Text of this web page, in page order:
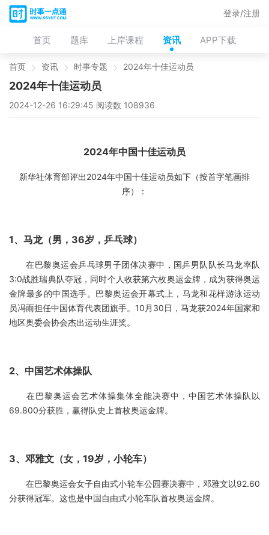
首页 题库 上岸课程 资讯 APP下载
登录/注册
首页 资讯 时事专题 2024年十佳运动员
2024年十佳运动员
2024-12-26 16:29:45 阅读数 108936
2024年中国十佳运动员
新华社体育部评出2024年中国十佳运动员如下（按首字笔画排
序）：
1、马龙（男，36岁，乒乓球）
在巴黎奥运会乒乓球男子团体决赛中，国乒男队队长马龙率队
3:0战胜瑞典队夺冠，同时个人收获第六枚奥运金牌，成为获得奥运
金牌最多的中国选手。巴黎奥运会开幕式上，马龙和花样游泳运动
员冯雨担任中国体育代表团旗手。10月30日，马龙获2024年国家和
地区奥委会协会杰出运动生涯奖。
2、中国艺术体操队
在巴黎奥运会艺术体操集体全能决赛中，中国艺术体操队以
69.800分获胜，赢得队史上首枚奥运金牌。
3、邓雅文（女，19岁，小轮车）
在巴黎奥运会女子自由式小轮车公园赛决赛中，邓雅文以92.60
分获得冠军。这也是中国自由式小轮车队首枚奥运金牌。